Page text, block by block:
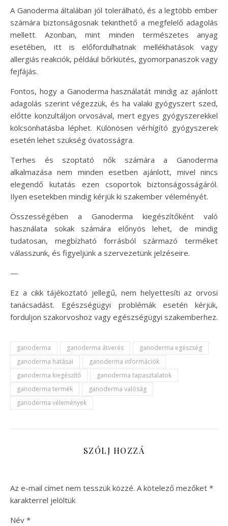
A Ganoderma általában jól tolerálható, és a legtöbb ember
számára biztonságosnak tekinthető a megfelelő adagolás
mellett. Azonban, mint minden természetes anyag
esetében, itt is előfordulhatnak mellékhatások vagy
allergiás reakciók, például bőrkiütés, gyomorpanaszok vagy
fejfájás.
Fontos, hogy a Ganoderma használatát mindig az ajánlott
adagolás szerint végezzük, és ha valaki gyógyszert szed,
előtte konzultáljon orvosával, mert egyes gyógyszerekkel
kölcsönhatásba léphet. Különösen vérhígító gyógyszerek
esetén lehet szükség óvatosságra.
Terhes és szoptató nők számára a Ganoderma
alkalmazása nem minden esetben ajánlott, mivel nincs
elegendő kutatás ezen csoportok biztonságosságáról.
Ilyen esetekben mindig kérjük ki szakember véleményét.
Összességében a Ganoderma kiegészítőként való
használata sokak számára előnyös lehet, de mindig
tudatosan, megbízható forrásból származó terméket
válasszunk, és figyeljünk a szervezetünk jelzéseire.
—
Ez a cikk tájékoztató jellegű, nem helyettesíti az orvosi
tanácsadást. Egészségügyi problémák esetén kérjük,
forduljon szakorvoshoz vagy egészségügyi szakemberhez.
ganoderma ganoderma átverés
ganoderma egészség
ganoderma hatásai
ganoderma információk
ganoderma kiegészítő
ganoderma tapasztalatok
ganoderma termék
ganoderma valóság
ganoderma vélemények
SZÓLJ HOZZÁ
Az e-mail címet nem tesszük közzé. A kötelező mezőket *
karakterrel jelöltük
Név *